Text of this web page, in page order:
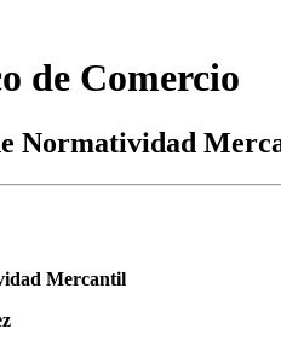
de Comercio
Normatividad
Mercantil